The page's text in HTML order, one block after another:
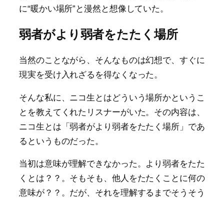
に“暖かい場所”と漫然と想像していた。
弱者がより弱者をたたく場所
当然のことながら、そんなものは幻想で、すぐに
現実を受け入れざるを得なくなった。
そんな私に、ニコ生とはどういう場所かというこ
とを教えてくれたリスナーがいた。その内容は、
ニコ生とは「弱者がより弱者をたたく場所」であ
るというものだった。
当初は意味が理解できなかった。より弱者をたた
くとは？？。そもそも、他人をたたくことに何の
意味が？？。だが、それを理解するまでそうそう